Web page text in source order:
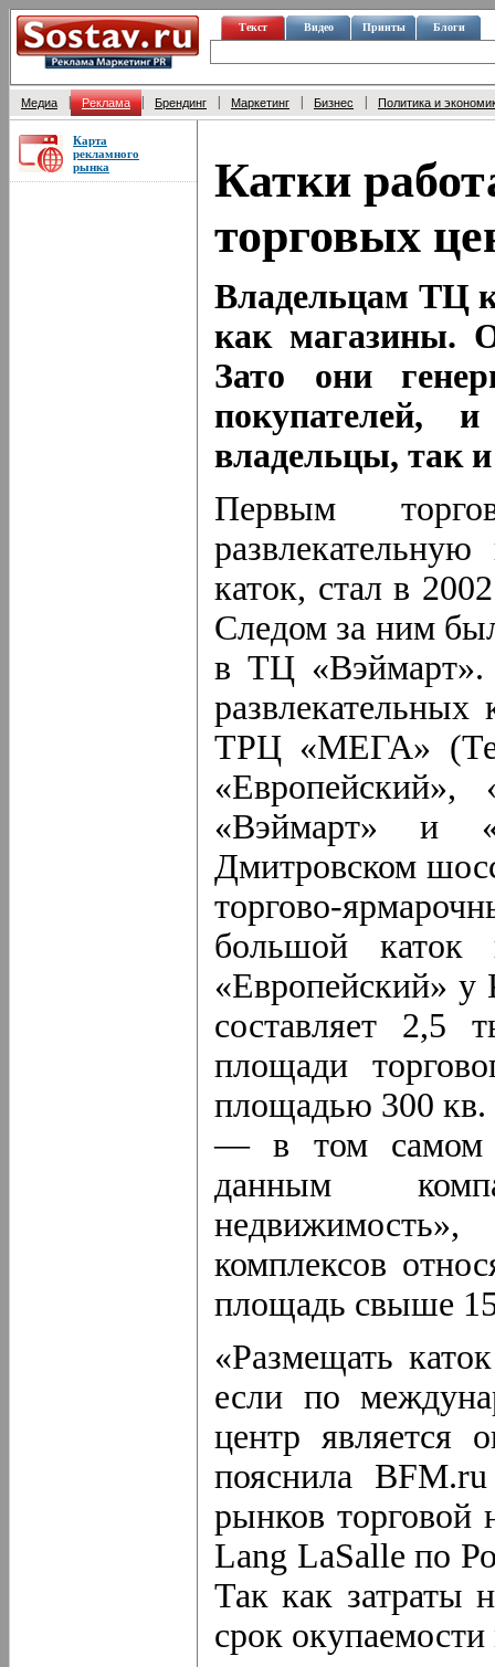
Текст Видео Принты Блоги
Медиа Реклама Брендинг Маркетинг Бизнес Политика и
Карта
рекламного
рынка
Катки
торговых
Владельцам ТЦ
как магазины.
Зато они
покупателей,
владельцы, так
Первым
каток, стал в
Следом за ним
в ТЦ «Вэймарт».
ТРЦ «МЕГА»
«Вэймарт» и
Дмитровском
торгово-
большой
«Европейский» у
составляет 2,5
площади
площадью 300
— в том самом
данным
комплексов
площадь свыше
«Размещать
если по
центр
пояснила
рынков торговой
Lang LaSalle по
Так как затраты
срок